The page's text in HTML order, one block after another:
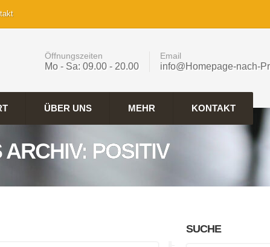
Öffnungszeiten
Mo - Sa: 09.00 - 20.00
Email
info@Homepage-nach-
ÜBER UNS MEHR KONTAKT
ARCHIV: POSITIV
SUCHE